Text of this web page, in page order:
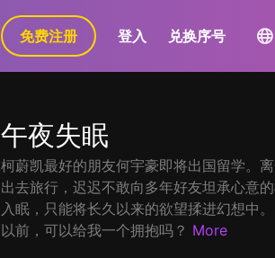
免费注册 登入 兑换序号
午夜失眠
柯蔚凯最好的朋友何宇豪即将出国留学。
出去旅行，迟迟不敢向多年好友坦承心意
入眠，只能将长久以来的欲望揉进幻想中
以前，可以给我一个拥抱吗？ More